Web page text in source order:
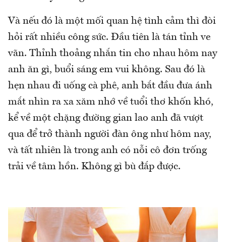
Và nếu đó là một mối quan hệ tình cảm thì đòi
hỏi rất nhiều công sức. Đầu tiên là tán tỉnh ve
vãn. Thỉnh thoảng nhắn tin cho nhau hôm nay
anh ăn gì, buổi sáng em vui không. Sau đó là
hẹn nhau đi uống cà phê, anh bắt đầu đưa ánh
mắt nhìn ra xa xăm nhớ về tuổi thơ khốn khó,
kể về một chặng đường gian lao anh đã vượt
qua để trở thành người đàn ông như hôm nay,
và tất nhiên là trong anh có nỗi cô đơn trống
trải về tâm hồn. Không gì bù đắp được.